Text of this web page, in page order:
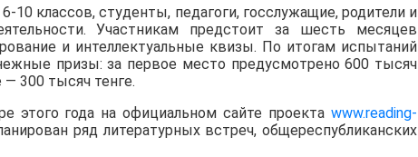
10 классов, студенты, педагоги, госслужащие, родители и
Участникам предстоит за шесть месяцев
и интеллектуальные квизы. По итогам испытаний
призы: за первое место предусмотрено 600 тысяч
— 300 тысяч тенге.
этого года на официальном сайте проекта www.reading-
ряд литературных встреч, общереспубликанских